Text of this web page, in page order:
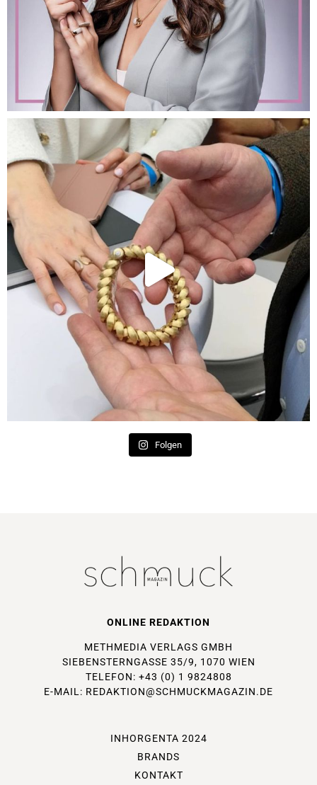
Folgen
ONLINE REDAKTION
METHMEDIA VERLAGS GMBH
SIEBENSTERNGASSE 35/9, 1070 WIEN
TELEFON: +43 (0) 1 9824808
E-MAIL: REDAKTION@SCHMUCKMAGAZIN.DE
INHORGENTA 2024
BRANDS
KONTAKT